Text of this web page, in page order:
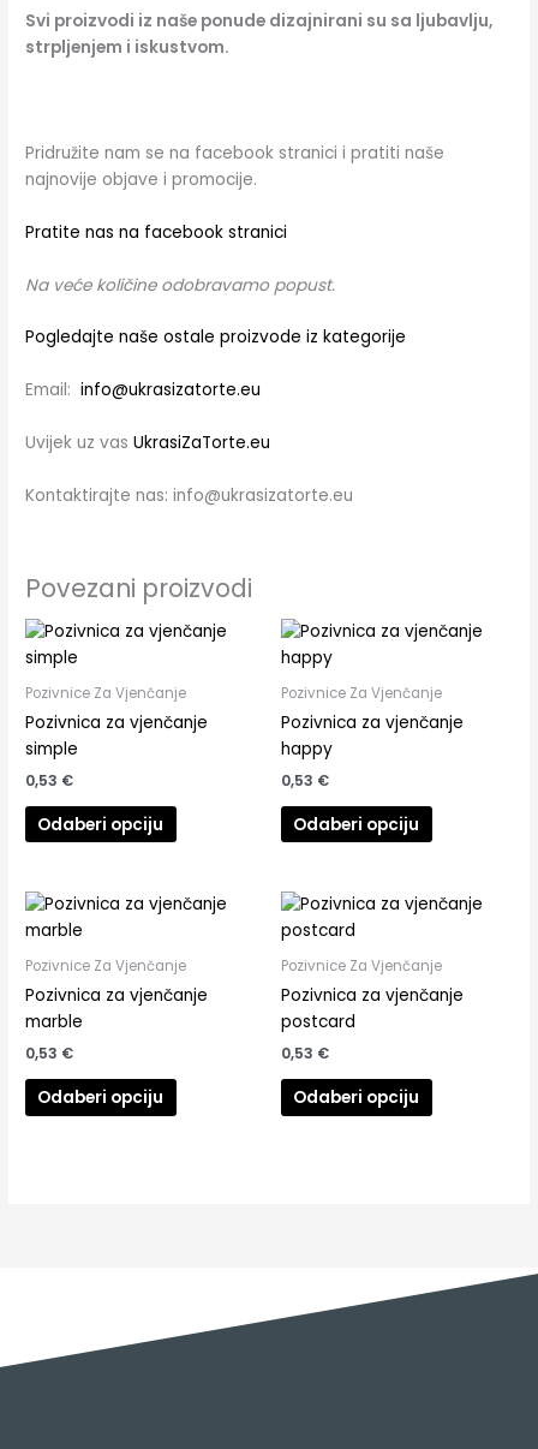
Svi proizvodi iz naše ponude dizajnirani su sa ljubavlju,
strpljenjem i iskustvom.
Pridružite nam se na facebook stranici i pratiti naše
najnovije objave i promocije.
Pratite nas na facebook stranici
Na veće količine odobravamo popust.
Pogledajte naše ostale proizvode iz kategorije
Email:info@ukrasizatorte.eu
Uvijek uz vasUkrasiZaTorte.eu
Kontaktirajte nas: info@ukrasizatorte.eu
Povezani proizvodi
Pozivnice Za Vjenčanje
Pozivnica za vjenčanje
simple
0,53 €
Odaberi opciju
Pozivnice Za Vjenčanje
Pozivnica za vjenčanje
happy
0,53 €
Odaberi opciju
Pozivnice Za Vjenčanje
Pozivnica za vjenčanje
marble
0,53 €
Odaberi opciju
Pozivnice Za Vjenčanje
Pozivnica za vjenčanje
postcard
0,53 €
Odaberi opciju